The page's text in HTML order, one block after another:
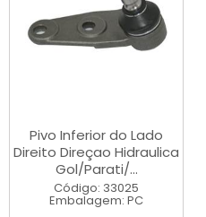
Pivo Inferior do Lado
Direito Direçao Hidraulica
Gol/Parati/...
Código: 33025
Embalagem: PC